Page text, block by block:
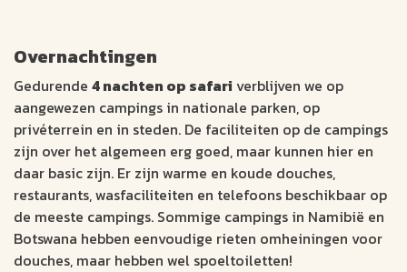
Overnachtingen
Gedurende 4 nachten op safari verblijven we op
aangewezen campings in nationale parken, op
privéterrein en in steden. De faciliteiten op de campings
zijn over het algemeen erg goed, maar kunnen hier en
daar basic zijn. Er zijn warme en koude douches,
restaurants, wasfaciliteiten en telefoons beschikbaar op
de meeste campings. Sommige campings in Namibië en
Botswana hebben eenvoudige rieten omheiningen voor
douches, maar hebben wel spoeltoiletten!